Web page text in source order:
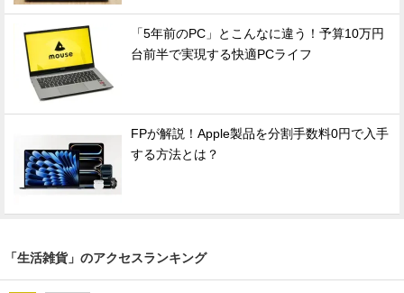
「5年前のPC」とこんなに違う！予算10万円
台前半で実現する快適PCライフ
FPが解説！Apple製品を分割手数料0円で入手
する方法とは？
「生活雑貨」のアクセスランキング